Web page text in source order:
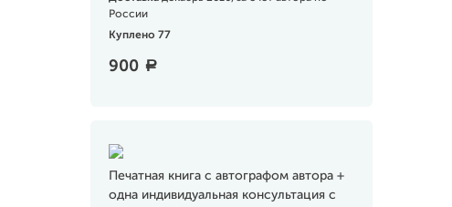
России
Куплено 77
900 a
Печатная книга с автографом автора +
одна индивидуальная консультация с